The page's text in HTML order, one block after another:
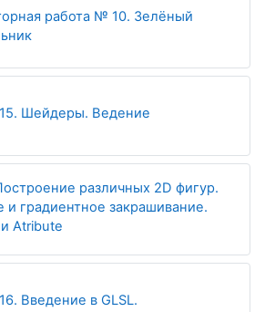
работа № 10. Зелёный
Задание
Шейдеры. Ведение
различных 2D фигур.
и градиентное закрашивание.
Atribute
Введение в GLSL.